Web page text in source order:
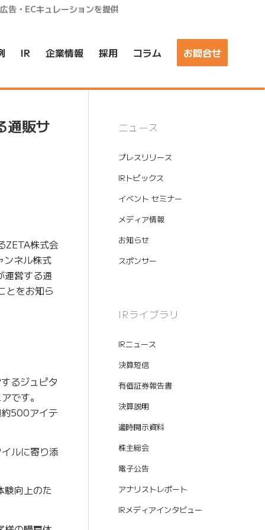
告・ECキュレーションを提供
IR 企業情報 採用 コラム お問合せ
通販サ
ZETA株式会
ンネル株式
運営する通
とをお知ら
るジュピタ
です。
500アイテ
ルに寄り添
験向上のた
ニュース
プレスリリース
IRトピックス
イベント セミナー
メディア情報
お知らせ
スポンサー
IRライブラリ
IRニュース
決算短信
有価証券報告書
決算説明
適時開示資料
株主総会
電子公告
アナリストレポート
IRメディアインタビュー